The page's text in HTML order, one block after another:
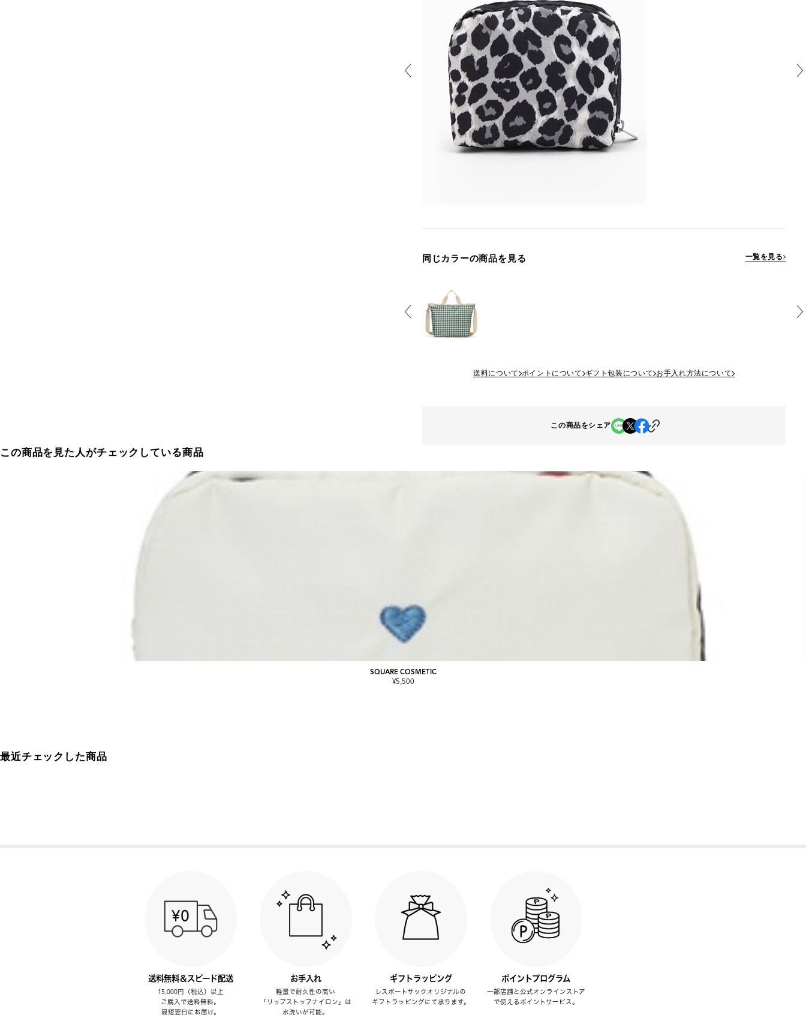
同じカラーの商品を見る 一覧を見る
送料について ポイントについて ギフト包装について お手入れ方法について
この商品をシェア
この商品を見た人がチェックしている商品
SQUARE COSMETIC
¥5,500
最近チェックした商品
送料無料＆スピード配送
15,000円（税込）以上
ご購入で送料無料。
最短翌日にお届け。
お手入れ
軽量で耐久性の高い
「リップストップナイロン」は
水洗いが可能。
ギフトラッピング
レスポートサックオリジナルの
ギフトラッピングにて承ります。
ポイントプログラム
一部店舗と公式オンラインストア
で使えるポイントサービス。